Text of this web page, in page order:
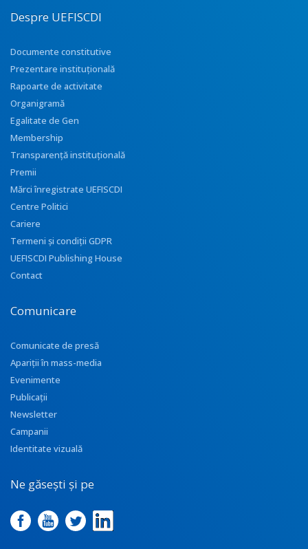
Despre UEFISCDI
Documente constitutive
Prezentare instituţională
Rapoarte de activitate
Organigramă
Egalitate de Gen
Membership
Transparenţă instituţională
Premii
Mărci înregistrate UEFISCDI
Centre Politici
Cariere
Termeni și condiții GDPR
UEFISCDI Publishing House
Contact
Comunicare
Comunicate de presă
Apariţii în mass-media
Evenimente
Publicații
Newsletter
Campanii
Identitate vizuală
Ne găsești și pe